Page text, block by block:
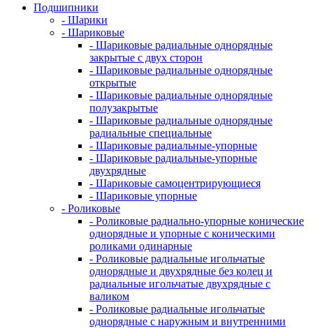
Подшипники
- Шарики
- Шариковые
- Шариковые радиальные однорядные
закрытые с двух сторон
- Шариковые радиальные однорядные
открытые
- Шариковые радиальные однорядные
полузакрытые
- Шариковые радиальные однорядные
радиальные специальные
- Шариковые радиальные-упорные
- Шариковые радиальные-упорные
двухрядные
- Шариковые самоцентрирующиеся
- Шариковые упорные
- Роликовые
- Роликовые радиально-упорные конические
однорядные и упорные с коническими
роликами одинарные
- Роликовые радиальные игольчатые
однорядные и двухрядные без колец и
радиальные игольчатые двухрядные с
валиком
- Роликовые радиальные игольчатые
однорядные с наружным и внутренними